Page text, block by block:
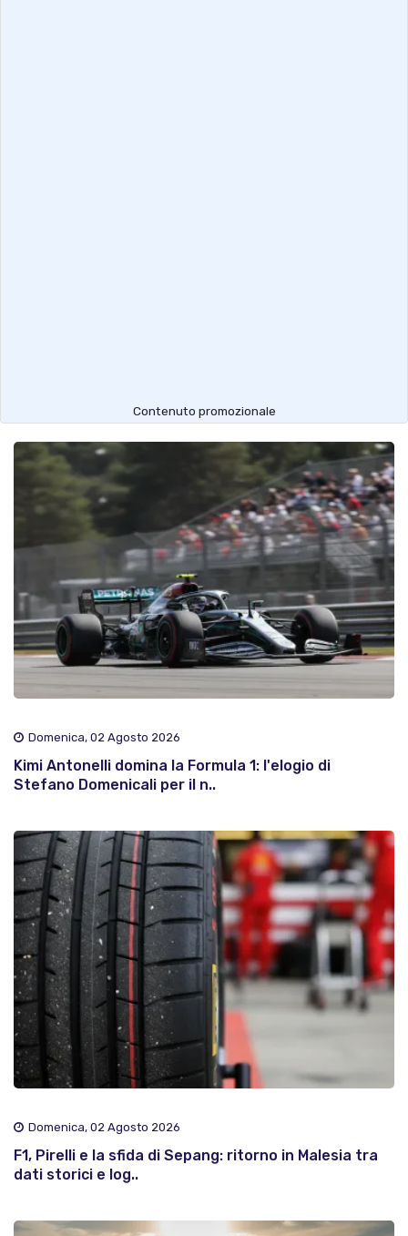
Contenuto promozionale
Domenica, 02 Agosto 2026
Kimi Antonelli domina la Formula 1: l'elogio di
Stefano Domenicali per il n..
Domenica, 02 Agosto 2026
F1, Pirelli e la sfida di Sepang: ritorno in Malesia tra
dati storici e log..